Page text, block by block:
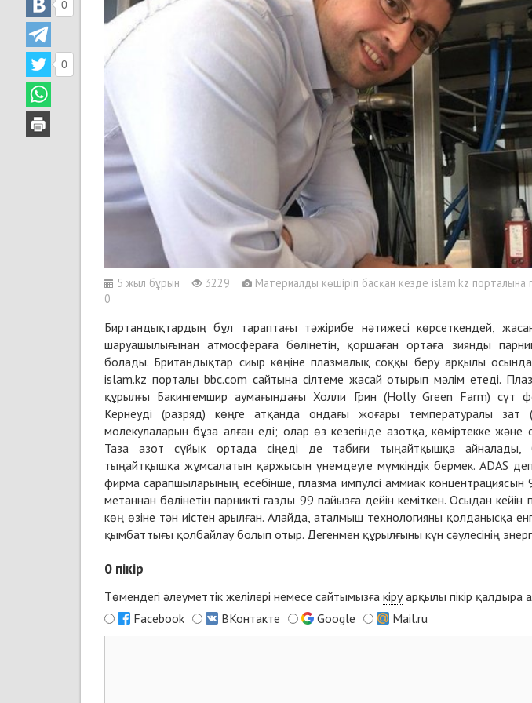
5 жыл бұрын 3229
Материалды көшіріп басқан кезде islam.kz порталына
0
0
0
Биртандықтардың бұл тараптағы тәжірибе нәтижесі көрсеткендей,
шаруашылығынан атмосфераға бөлінетін, қоршаған ортаға зиянды
болады. Британдықтар сиыр көңіне плазмалық соққы беру арқылы
islam.kz порталы bbc.com сайтына сілтеме жасай отырып мәлім етеді.
құрылғы Бакингемшир аумағындағы Холли Грин (Holly Green Farm) сүт
Кернеуді (разряд) көңге атқанда ондағы жоғары температуралы
молекулаларын бұза алған еді; олар өз кезегінде азотқа, көміртекке және
Таза азот сұйық ортада сіңеді де табиғи тыңайтқышқа айналады,
тыңайтқышқа жұмсалатын қаржысын үнемдеуге мүмкіндік бермек. ADAS деп
фирма сарапшыларының есебінше, плазма импулсі аммиак концентрациясын
метаннан бөлінетін парникті газды 99 пайызға дейін кеміткен. Осыдан кейін
көң өзіне тән иістен арылған. Алайда, аталмыш технологияны қолданысқа
қымбаттығы қолбайлау болып отыр. Дегенмен құрылғыны күн сәулесінің
0 пікір
Төмендегі әлеуметтік желілері немесе сайтымызға кіруарқылы пікір қалдыра
Facebook
ВКонтакте Google Mail.ru